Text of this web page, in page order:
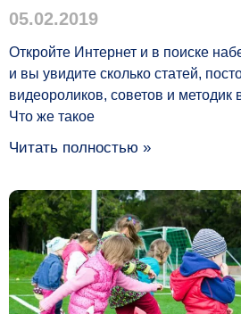
05.02.2019
Откройте Интернет и в поиске
и вы увидите сколько статей,
видеороликов, советов и методик
Что же такое
Читать полностью »